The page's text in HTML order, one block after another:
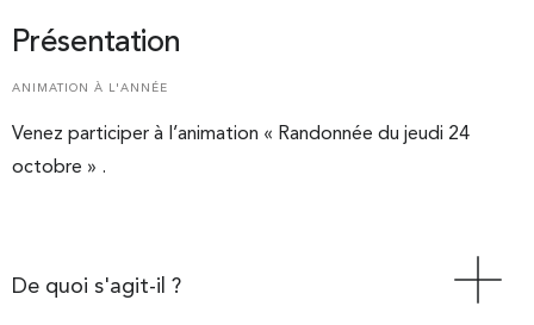
Présentation
ANIMATION À L'ANNÉE
Venez participer à l’animation « Randonnée du jeudi 24
octobre » .
De quoi s'agit-il ?